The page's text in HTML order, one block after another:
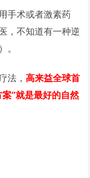
手术或者激素药
，不知道有一种逆
。
法，高来益全球首
”就是最好的自然